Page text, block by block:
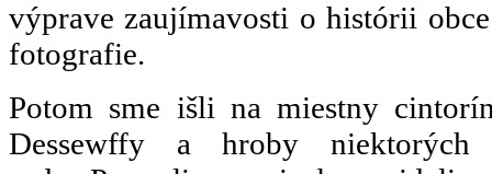
výprave zaujímavosti o histórii
fotografie.
Potom sme išli na miestny
Dessewffy a hroby